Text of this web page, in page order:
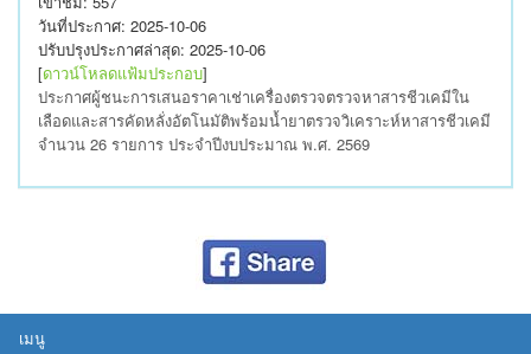
วันที่ประกาศ: 2025-10-06
ปรับปรุงประกาศล่าสุด: 2025-10-06
[ดาวน์โหลดแฟ้มประกอบ]
ประกาศผู้ชนะการเสนอราคาเช่าเครื่องตรวจตรวจหาสารชีวเคมีใน
เลือดและสารคัดหลั่งอัตโนมัติพร้อมน้ำยาตรวจวิเคราะห์หาสารชีวเคมี
จำนวน 26 รายการ ประจำปีงบประมาณ พ.ศ. 2569
เมนู